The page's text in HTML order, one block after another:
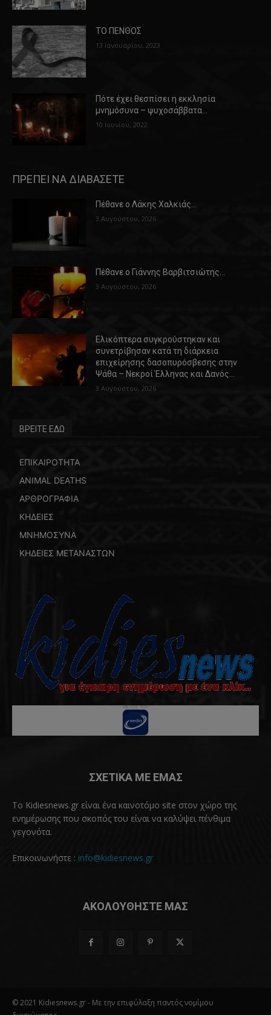
ΤΟ ΠΕΝΘΟΣ
13 Ιανουαρίου, 2023
Πότε έχει θεσπίσει η εκκλησία
μνημόσυνα – ψυχοσάββατα…
10 Ιουνίου, 2022
ΠΡΕΠΕΙ ΝΑ ΔΙΑΒΑΣΕΤΕ
Πέθανε ο Λάκης Χαλκιάς…
3 Αυγούστου, 2026
Πέθανε ο Γιάννης Βαρβιτσιώτης…
3 Αυγούστου, 2026
Ελικόπτερα συγκρούστηκαν και
συνετρίβησαν κατά τη διάρκεια
επιχείρησης δασοπυρόσβεσης στην
Ψάθα – Νεκροί Έλληνας και Δανός…
3 Αυγούστου, 2026
ΒΡΕΙΤΕ ΕΔΩ
ΕΠΙΚΑΙΡΟΤΗΤΑ
ANIMAL DEATHS
ΑΡΘΡΟΓΡΑΦΙΑ
ΚΗΔΕΙΕΣ
ΜΝΗΜΟΣΥΝΑ
ΚΗΔΕΙΕΣ ΜΕΤΑΝΑΣΤΩΝ
ΣΧΕΤΙΚΑ ΜΕ ΕΜΑΣ
Το Kidiesnews.gr είναι ένα καινοτόμο site στον χώρο της
ενημέρωσης που σκοπός του είναι να καλύψει πένθιμα
γεγονότα.
Επικοινωνήστε : info@kidiesnews.gr
ΑΚΟΛΟΥΘΗΣΤΕ ΜΑΣ
© 2021 Kidiesnews.gr - Με την επιφύλαξη παντός νομίμου